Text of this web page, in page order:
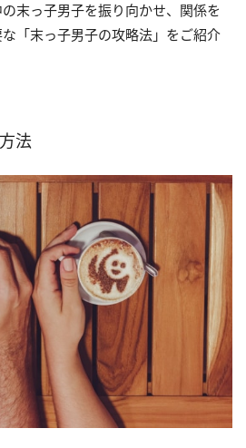
末っ子男子を振り向かせ、関係を
「末っ子男子の攻略法」をご紹介
法